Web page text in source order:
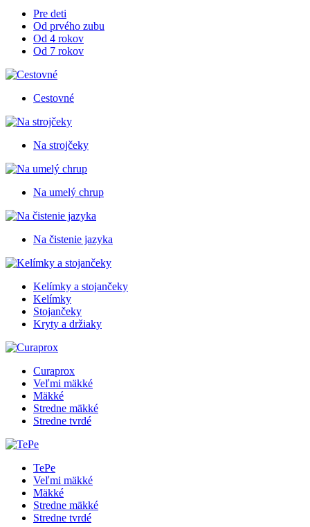
Pre deti
Od prvého zubu
Od 4 rokov
Od 7 rokov
Cestovné
Na strojčeky
Na umelý chrup
Na čistenie jazyka
Kelímky a stojančeky
Kelímky
Stojančeky
Kryty a držiaky
Curaprox
Veľmi mäkké
Mäkké
Stredne mäkké
Stredne tvrdé
TePe
Veľmi mäkké
Mäkké
Stredne mäkké
Stredne tvrdé